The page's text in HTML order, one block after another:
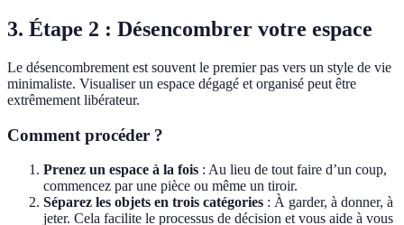
3. Étape 2 : Désencombrer votre espace
Le désencombrement est souvent le premier pas vers un style de vie
minimaliste. Visualiser un espace dégagé et organisé peut être
extrêmement libérateur.
Comment procéder ?
Prenez un espace à la fois : Au lieu de tout faire d’un coup,
commencez par une pièce ou même un tiroir.
Séparez les objets en trois catégories : À garder, à donner, à
jeter. Cela facilite le processus de décision et vous aide à vous